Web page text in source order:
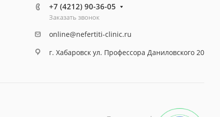
+7 (4212) 90-36-05
Заказать звонок
online@nefertiti-clinic.ru
г. Хабаровск ул. Профессора Даниловского 20